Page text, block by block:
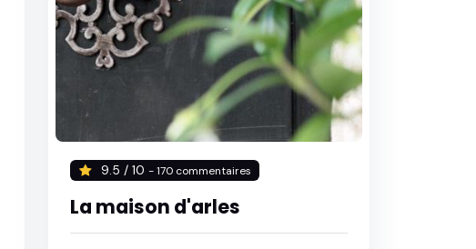
9.5 / 10 - 170 commentaires
La maison d'arles